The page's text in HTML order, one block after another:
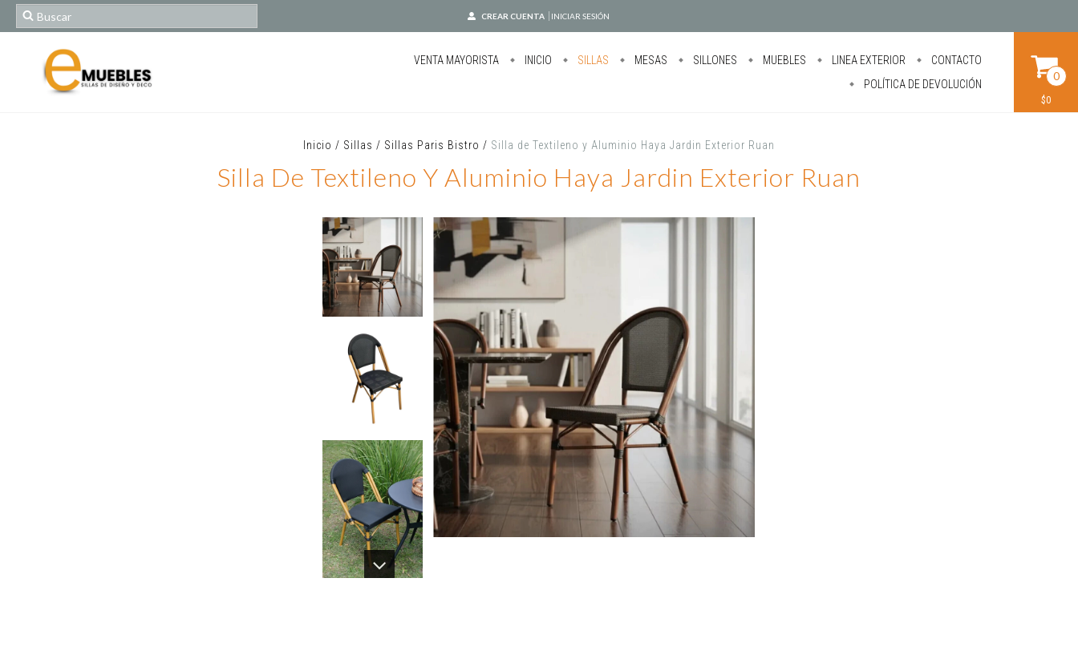
CREAR CUENTA INICIAR SESIÓN
VENTA MAYORISTA INICIO SILLAS MESAS SILLONES MUEBLES LINEA EXTERIOR
CONTACTO
POLÍTICA DE DEVOLUCIÓN
0
$0
Inicio / Sillas / Sillas Paris Bistro / Silla de Textileno y Aluminio Haya Jardin Exterior Ruan
Silla De Textileno Y Aluminio Haya Jardin Exterior Ruan